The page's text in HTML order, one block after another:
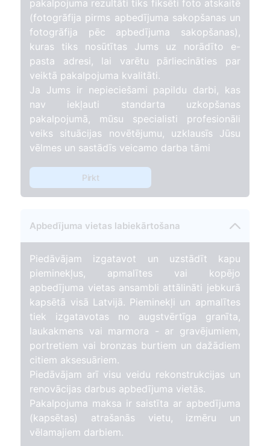
pakalpojuma rezultāti tiks fiksēti foto atskaitē
(fotogrāfija pirms apbedījuma sakopšanas un
fotogrāfija pēc apbedījuma sakopšanas),
kuras tiks nosūtītas Jums uz norādīto e-
pasta adresi, lai varētu pārliecināties par
veiktā pakalpojuma kvalitāti.
Ja Jums ir nepieciešami papildu darbi, kas
nav iekļauti standarta uzkopšanas
pakalpojumā, mūsu specialisti profesionāli
veiks situācijas novētējumu, uzklausīs Jūsu
vēlmes un sastādīs veicamo darba tāmi
Pirkt
Apbedījuma vietas labiekārtošana
Piedāvājam izgatavot un uzstādīt kapu
pieminekļus, apmalītes vai kopējo
apbedījuma vietas ansambli attālināti jebkurā
kapsētā visā Latvijā. Pieminekļi un apmalītes
tiek izgatavotas no augstvērtīga granīta,
laukakmens vai marmora - ar gravējumiem,
portretiem vai bronzas burtiem un dažādiem
citiem aksesuāriem.
Piedāvājam arī visu veidu rekonstrukcijas un
renovācijas darbus apbedījuma vietās.
Pakalpojuma maksa ir saistīta ar apbedījuma
(kapsētas) atrašanās vietu, izmēru un
vēlamajiem darbiem.